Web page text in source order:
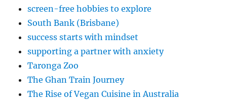
screen-free hobbies to explore
South Bank (Brisbane)
success starts with mindset
supporting a partner with anxiety
Taronga Zoo
The Ghan Train Journey
The Rise of Vegan Cuisine in Australia